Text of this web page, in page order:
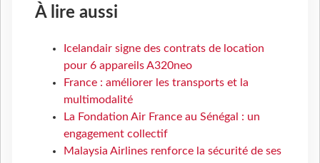
À lire aussi
Icelandair signe des contrats de location
pour 6 appareils A320neo
France : améliorer les transports et la
multimodalité
La Fondation Air France au Sénégal : un
engagement collectif
Malaysia Airlines renforce la sécurité de ses